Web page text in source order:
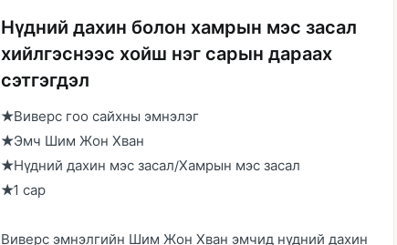
Нүдний дахин болон хамрын мэс засал
хийлгэснээс хойш нэг сарын дараах
сэтгэгдэл
★Виверс гоо сайхны эмнэлэг
★Эмч Шим Жон Хван
★Нүдний дахин мэс засал/Хамрын мэс засал
★1 сар
Виверс эмнэлгийн Шим Жон Хван эмчид нүдний дахин